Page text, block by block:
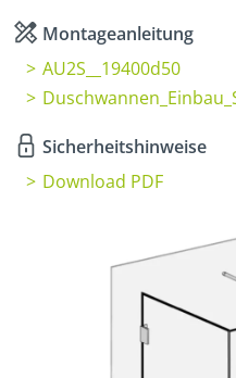
Montageanleitung
AU2S__19400d50
Sicherheitshinweise
Download PDF